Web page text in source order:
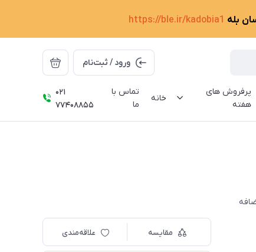
بله https://ble.ir/kadobia1
ورود / ثبت‌نام
پرفروش های
هفته
خانه
تماس با
ما
021
77408855
مقایسه علاقه‌مندی